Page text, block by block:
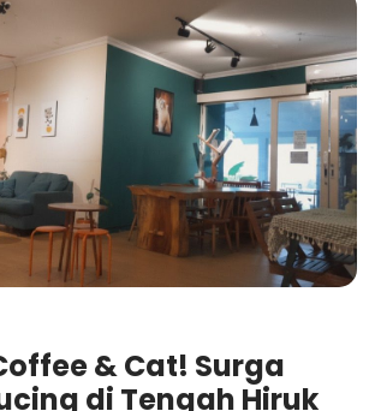
& Cat! Surga
di Tengah Hiruk